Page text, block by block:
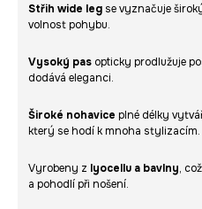
Střih wide leg se vyznačuje
volnost pohybu.
Vysoký pas opticky prodlužuje
dodává eleganci.
Široké nohavice plné délky
který se hodí k mnoha stylizacím.
Vyrobeny z lyocellu a bavlny,
a pohodlí při nošení.